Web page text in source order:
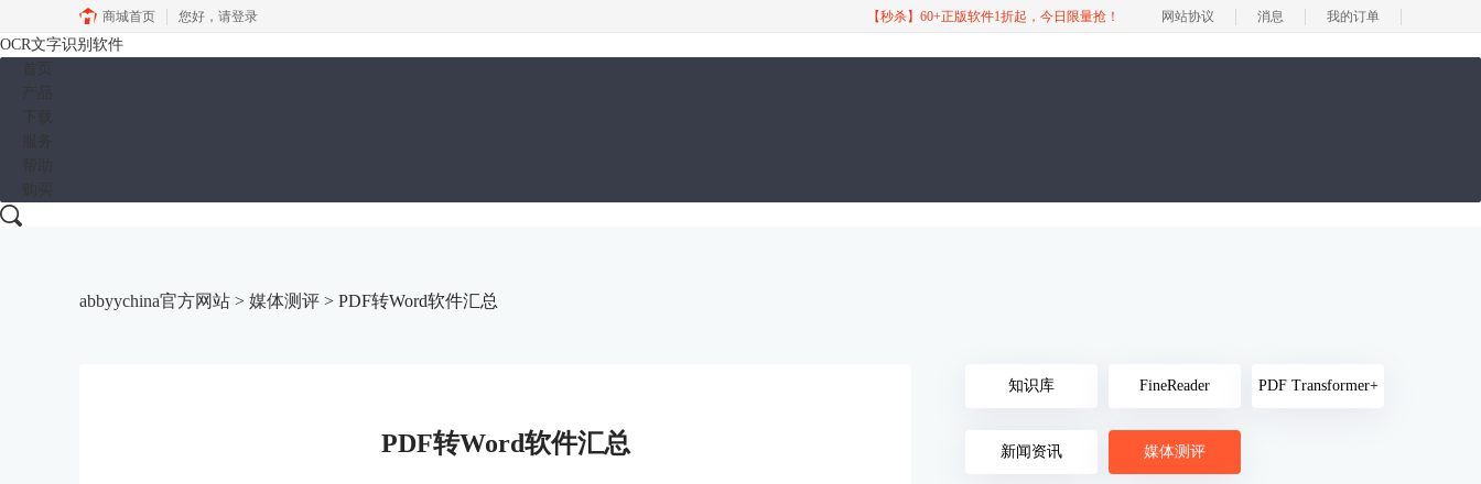
商城首页 您好， 请登录 【秒杀】60+正版软件1折起，今日限量抢！ 网站协议 消息 我的订单
OCR文字识别软件
abbyychina官方网站 > 媒体测评 > PDF转Word软件汇总
PDF转Word软件汇总
知识库 FineReader PDF Transformer+
新闻资讯 媒体测评